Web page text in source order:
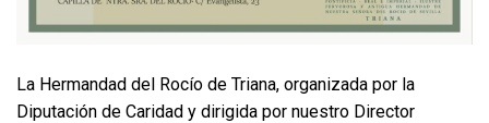
La Hermandad del Rocío de Triana, organizada por la
Diputación de Caridad y dirigida por nuestro Director